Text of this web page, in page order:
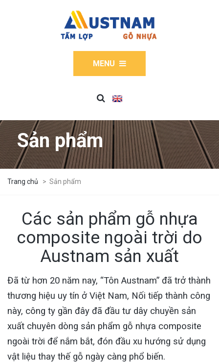
MENU
Sản phẩm
Trang chủ > Sản phẩm
Các sản phẩm gỗ nhựa
composite ngoài trời do
Austnam sản xuất
Đã từ hơn 20 năm nay, “Tôn Austnam” đã trở thành
thương hiệu uy tín ở Việt Nam, Nối tiếp thành công
này, công ty gần đây đã đầu tư dây chuyền sản
xuất chuyên dòng sản phẩm gỗ nhựa composite
ngoài trời để nắm bắt, đón đầu xu hướng sử dụng
vật liệu thay thế gỗ ngày càng phổ biến.